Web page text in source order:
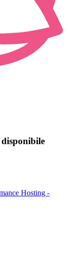
disponibile
Hosting -